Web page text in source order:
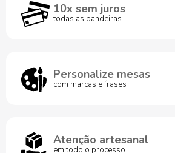
10x sem juros
todas as bandeiras
Personalize mesas
com marcas e frases
Atenção artesanal
em todo o processo